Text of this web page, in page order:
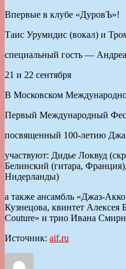
Впервые в клубе «ДуровЪ»!
Таис Урумидис (вокал) и
специальный гость —
21 и 22 сентября
В Московском
Первый Международный
посвященный 100-летию
участвуют: Дидье Локвуд
Белинский (гитара,
Нидерланды)
а также ансамбль «Джаз-
Кузнецова, квинтет Алексея
Couture» и трио Ивана
Источник: aif.ru